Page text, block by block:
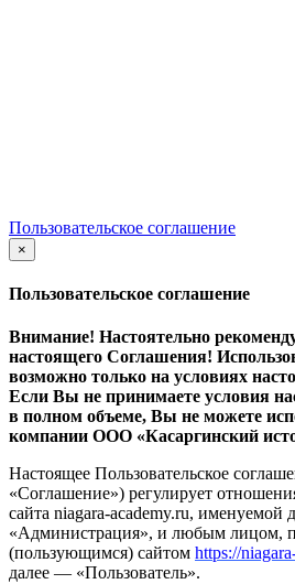
Пользовательское соглашение
×
закрыть
Пользовательское соглашение
Внимание! Настоятельно
настоящего Соглашения!
возможно только на условиях
Если Вы не принимаете условия
в полном объеме, Вы не можете
компании ООО «Касаргинский
Настоящее Пользовательское
«Соглашение») регулирует
сайта niagara-academy.ru, именуемой
«Администрация», и любым лицом,
(пользующимся) сайтом https://
далее — «Пользователь».